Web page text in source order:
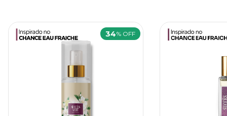
34% OFF